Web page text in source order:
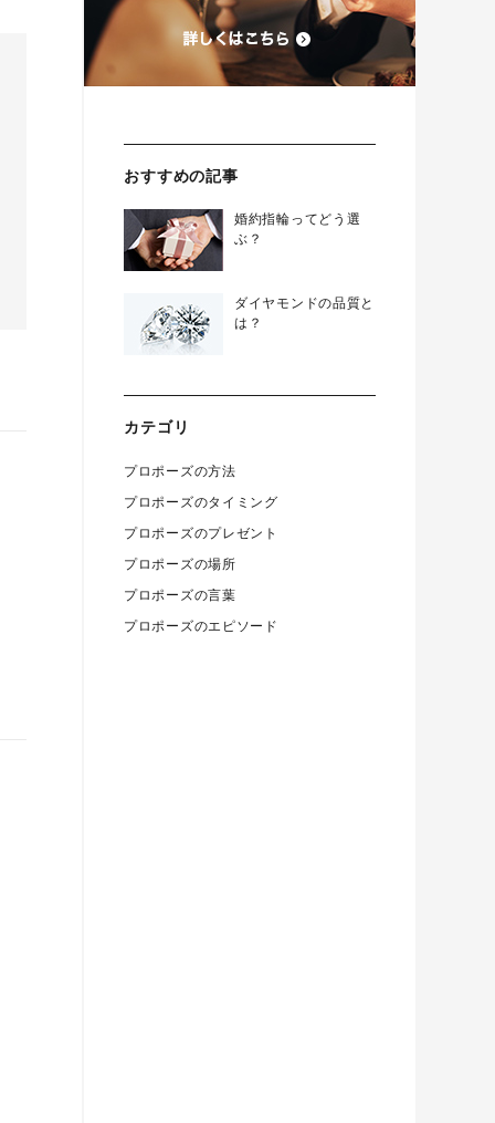
おすすめの記事
婚約指輪ってどう選
ぶ？
ダイヤモンドの品質と
は？
カテゴリ
プロポーズの方法
プロポーズのタイミング
プロポーズのプレゼント
プロポーズの場所
プロポーズの言葉
プロポーズのエピソード